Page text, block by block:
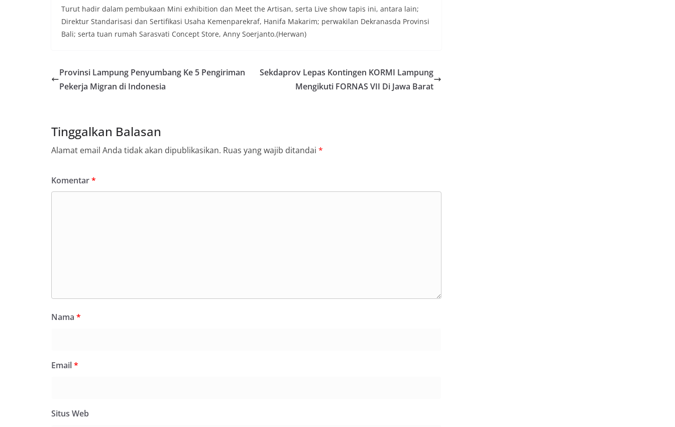
Turut hadir dalam pembukaan Mini exhibition dan Meet the Artisan, serta Live show tapis ini, antara lain;
Direktur Standarisasi dan Sertifikasi Usaha Kemenparekraf, Hanifa Makarim; perwakilan Dekranasda Provinsi
Bali; serta tuan rumah Sarasvati Concept Store, Anny Soerjanto.(Herwan)
Provinsi Lampung Penyumbang Ke 5 Pengiriman
Pekerja Migran di Indonesia
Sekdaprov Lepas Kontingen KORMI Lampung
Mengikuti FORNAS VII Di Jawa Barat
Tinggalkan Balasan
Alamat email Anda tidak akan dipublikasikan. Ruas yang wajib ditandai *
Komentar*
Nama *
Email*
Situs Web